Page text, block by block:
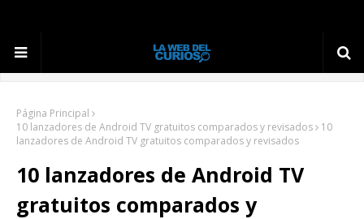
Página Principal
10 lanzadores de Android TV gratuitos comparados y revisados
10
lanzadores de Android TV gratuitos comparados y revisados
10 lanzadores de Android TV
gratuitos comparados y